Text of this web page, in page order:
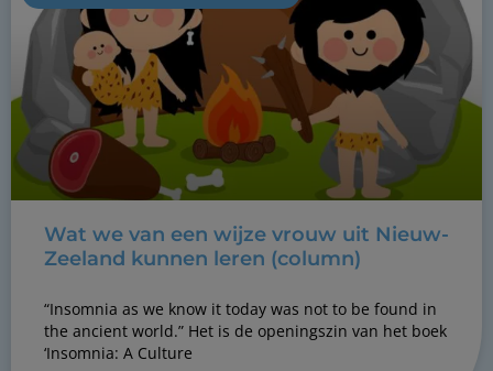
Wat we van een wijze vrouw uit Nieuw-
Zeeland kunnen leren (column)
“Insomnia as we know it today was not to be found in
the ancient world.” Het is de openingszin van het boek
‘Insomnia: A Culture